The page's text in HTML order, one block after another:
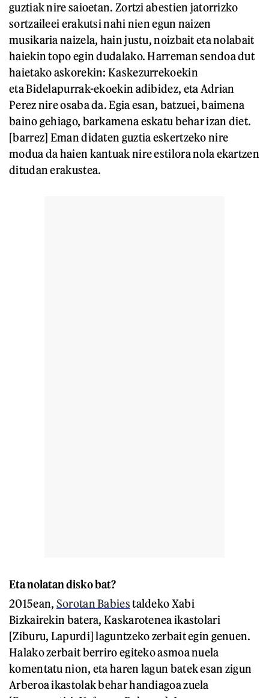
guztiak nire saioetan. Zortzi abestien jatorrizko
sortzaileei erakutsi nahi nien egun naizen
musikaria naizela, hain justu, noizbait eta nolabait
haiekin topo egin dudalako. Harreman sendoa dut
haietako askorekin: Kaskezurrekoekin
eta Bidelapurrak-ekoekin adibidez, eta Adrian
Perez nire osaba da. Egia esan, batzuei, baimena
baino gehiago, barkamena eskatu behar izan diet.
[barrez] Eman didaten guztia eskertzeko nire
modua da haien kantuak nire estilora nola ekartzen
ditudan erakustea.
Eta nolatan disko bat?
2015ean, Sorotan Babiestaldeko Xabi
Bizkairekin batera, Kaskarotenea ikastolari
[Ziburu, Lapurdi] laguntzeko zerbait egin genuen.
Halako zerbait berriro egiteko asmoa nuela
komentatu nion, eta haren lagun batek esan zigun
Arberoa ikastolak behar handiagoa zuela